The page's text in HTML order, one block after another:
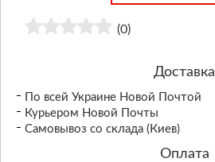
(0)
Доставка
По всей Украине Новой Почтой
Курьером Новой Почты
Самовывоз со склада (Киев)
Оплата